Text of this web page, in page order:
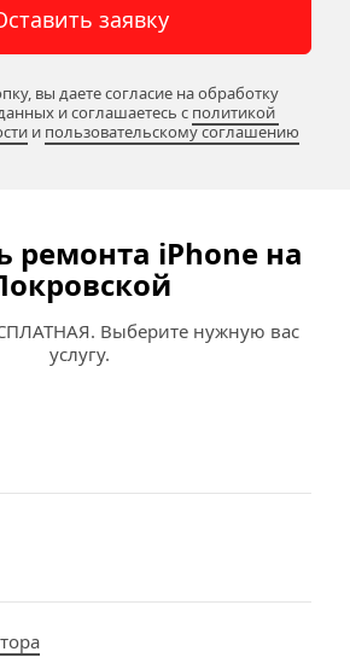
заявку
вы даете согласие на обработку
и соглашаетесь c политикой
и пользовательскому соглашению
ремонта iPhone на
Выберите нужную вас
услугу.